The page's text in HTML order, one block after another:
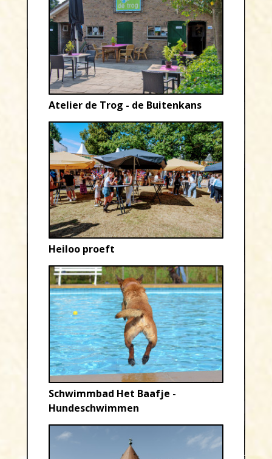
Atelier de Trog - de Buitenkans
Heiloo proeft
Schwimmbad Het Baafje -
Hundeschwimmen